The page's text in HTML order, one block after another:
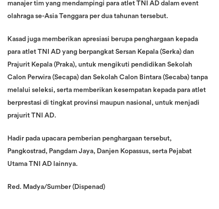
manajer tim yang mendampingi para atlet TNI AD dalam event
olahraga se-Asia Tenggara per dua tahunan tersebut.
Kasad juga memberikan apresiasi berupa penghargaan kepada
para atlet TNI AD yang berpangkat Sersan Kepala (Serka) dan
Prajurit Kepala (Praka), untuk mengikuti pendidikan Sekolah
Calon Perwira (Secapa) dan Sekolah Calon Bintara (Secaba) tanpa
melalui seleksi, serta memberikan kesempatan kepada para atlet
berprestasi di tingkat provinsi maupun nasional, untuk menjadi
prajurit TNI AD.
Hadir pada upacara pemberian penghargaan tersebut,
Pangkostrad, Pangdam Jaya, Danjen Kopassus, serta Pejabat
Utama TNI AD lainnya.
Red. Madya/Sumber (Dispenad)